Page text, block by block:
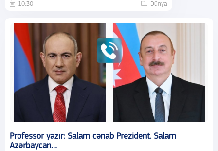
10:30 Dünya
Professor yazır: Salam cənab Prezident. Salam
Azərbaycan…